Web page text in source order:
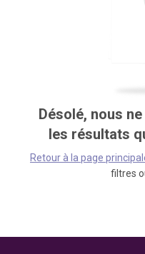
Désolé, nous
les résultats
Retour à la page
filtres